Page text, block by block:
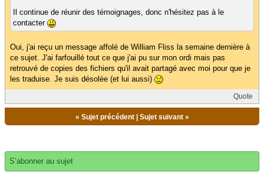
Il continue de réunir des témoignages, donc n'hésitez pas à le
contacter
Oui, j'ai reçu un message affolé de William Fliss la semaine dernière à
ce sujet. J'ai farfouillé tout ce que j'ai pu sur mon ordi mais pas
retrouvé de copies des fichiers qu'il avait partagé avec moi pour que je
les traduise. Je suis désolée (et lui aussi)
Quote
« Sujet précédent| Sujet suivant»
S’abonner au sujet